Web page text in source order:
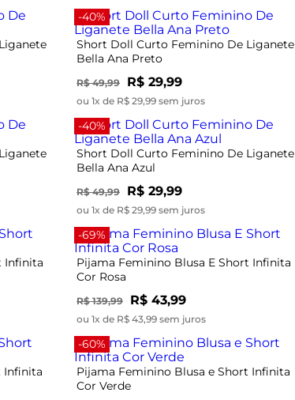
-40%
Short Doll Curto Feminino De Liganete
Bella Ana Preto
R$ 49,99 R$ 29,99
ou 1x de R$ 29,99 sem juros
-40%
Short Doll Curto Feminino De Liganete
Bella Ana Azul
R$ 49,99 R$ 29,99
ou 1x de R$ 29,99 sem juros
Infinita
-69%
Pijama Feminino Blusa E Short Infinita
Cor Rosa
R$ 139,99 R$ 43,99
ou 1x de R$ 43,99 sem juros
Infinita
-60%
Pijama Feminino Blusa e Short Infinita
Cor Verde